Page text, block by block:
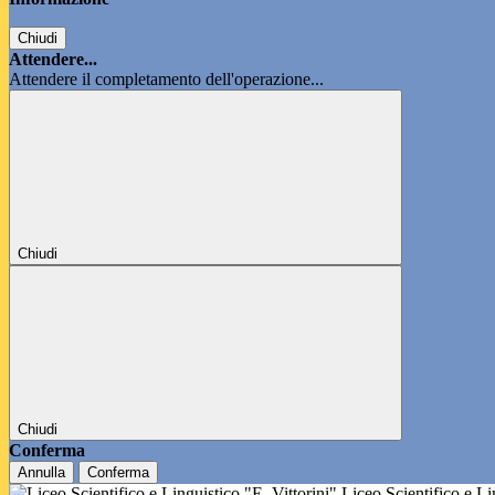
Chiudi
Attendere...
Attendere il completamento dell'operazione...
Chiudi
Chiudi
Conferma
Annulla Conferma